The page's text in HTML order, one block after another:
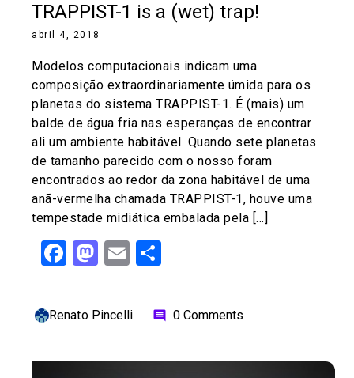
TRAPPIST-1 is a (wet) trap!
abril 4, 2018
Modelos computacionais indicam uma
composição extraordinariamente úmida para os
planetas do sistema TRAPPIST-1. É (mais) um
balde de água fria nas esperanças de encontrar
ali um ambiente habitável. Quando sete planetas
de tamanho parecido com o nosso foram
encontrados ao redor da zona habitável de uma
anã-vermelha chamada TRAPPIST-1, houve uma
tempestade midiática embalada pela […]
Facebook
Mastodon
Email
Renato Pincelli comment 0 Comments